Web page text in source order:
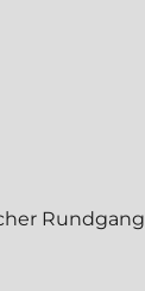
Rundgang